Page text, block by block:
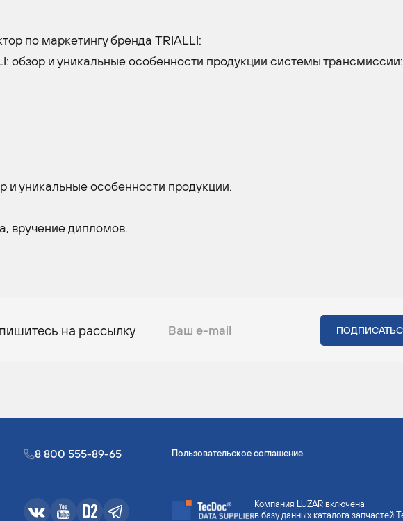
по маркетингу бренда TRIALLI:
обзор и уникальные особенности продукции системы
и уникальные особенности продукции.
вручение дипломов.
на рассылку
8 800 555-89-65 Пользовательское соглашение
Компания LUZAR включена
в базу данных каталога запчастей